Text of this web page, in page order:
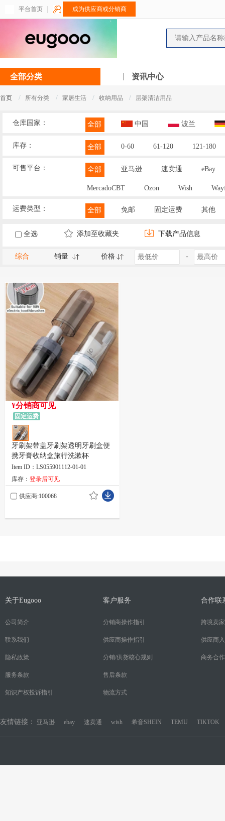
平台首页 成为供应商或分销商
全部分类 资讯中心
首页 / 所有分类 / 家居生活 / 收纳用品 / 层架清洁用品
仓库国家： 全部 中国 波兰
库存： 全部 0-60 61-120 121-180
可售平台： 全部 亚马逊 速卖通 eBay
MercadoCBT Ozon Wish
运费类型： 全部 免邮 固定运费 其他
全选 添加至收藏夹 下载产品信息
综合 销量 价格 -
¥分销商可见
固定运费
牙刷架带盖牙刷架透明牙刷盒便
携牙膏收纳盒旅行洗漱杯
Item ID：LS055901112-01-01
库存： 登录后可见
供应商:100068
关于Eugooo
公司简介
联系我们
隐私政策
服务条款
知识产权投诉指引
客户服务
分销商操作指引
供应商操作指引
分销/供货核心规则
售后条款
物流方式
合作联
跨境卖
供应商
商务合作
友情链接： 亚马逊 ebay 速卖通 wish 希音SHEIN TEMU TIKTOK